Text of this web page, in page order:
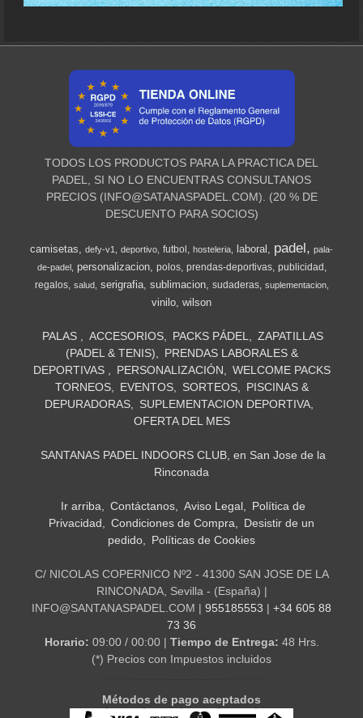
TODOS LOS PRODUCTOS PARA LA PRACTICA DEL
PADEL, SI NO LO ENCUENTRAS CONSULTANOS
PRECIOS (INFO@SATANASPADEL.COM). (20 % DE
DESCUENTO PARA SOCIOS)
camisetas defy-v1 deportivo futbol hosteleria laboral padel
pala-
de-padel
personalizacion polos prendas-deportivas publicidad
regalos
salud serigrafia sublimacion sudaderas suplementacion
vinilo wilson
PALAS ACCESORIOS PACKS PÁDEL
ZAPATILLAS
(PADEL & TENIS)
PRENDAS LABORALES &
DEPORTIVAS
PERSONALIZACIÓN
WELCOME PACKS
TORNEOS
EVENTOS SORTEOS
PISCINAS &
DEPURADORAS
SUPLEMENTACION DEPORTIVA
OFERTA DEL MES
SANTANAS PADEL INDOORS CLUB, en San Jose de la
Rinconada
Ir arriba Contáctanos Aviso Legal
Política de
Privacidad
Condiciones de Compra
Desistir de un
pedido
Políticas de Cookies
C/ NICOLAS COPERNICO Nº2 - 41300 SAN JOSE DE LA
RINCONADA, Sevilla - (España) |
INFO@SANTANASPADEL.COM | 955185553 | +34 605 88
73 36
Horario: 09:00 / 00:00 | Tiempo de Entrega: 48 Hrs.
(*) Precios con Impuestos incluidos
Métodos de pago aceptados